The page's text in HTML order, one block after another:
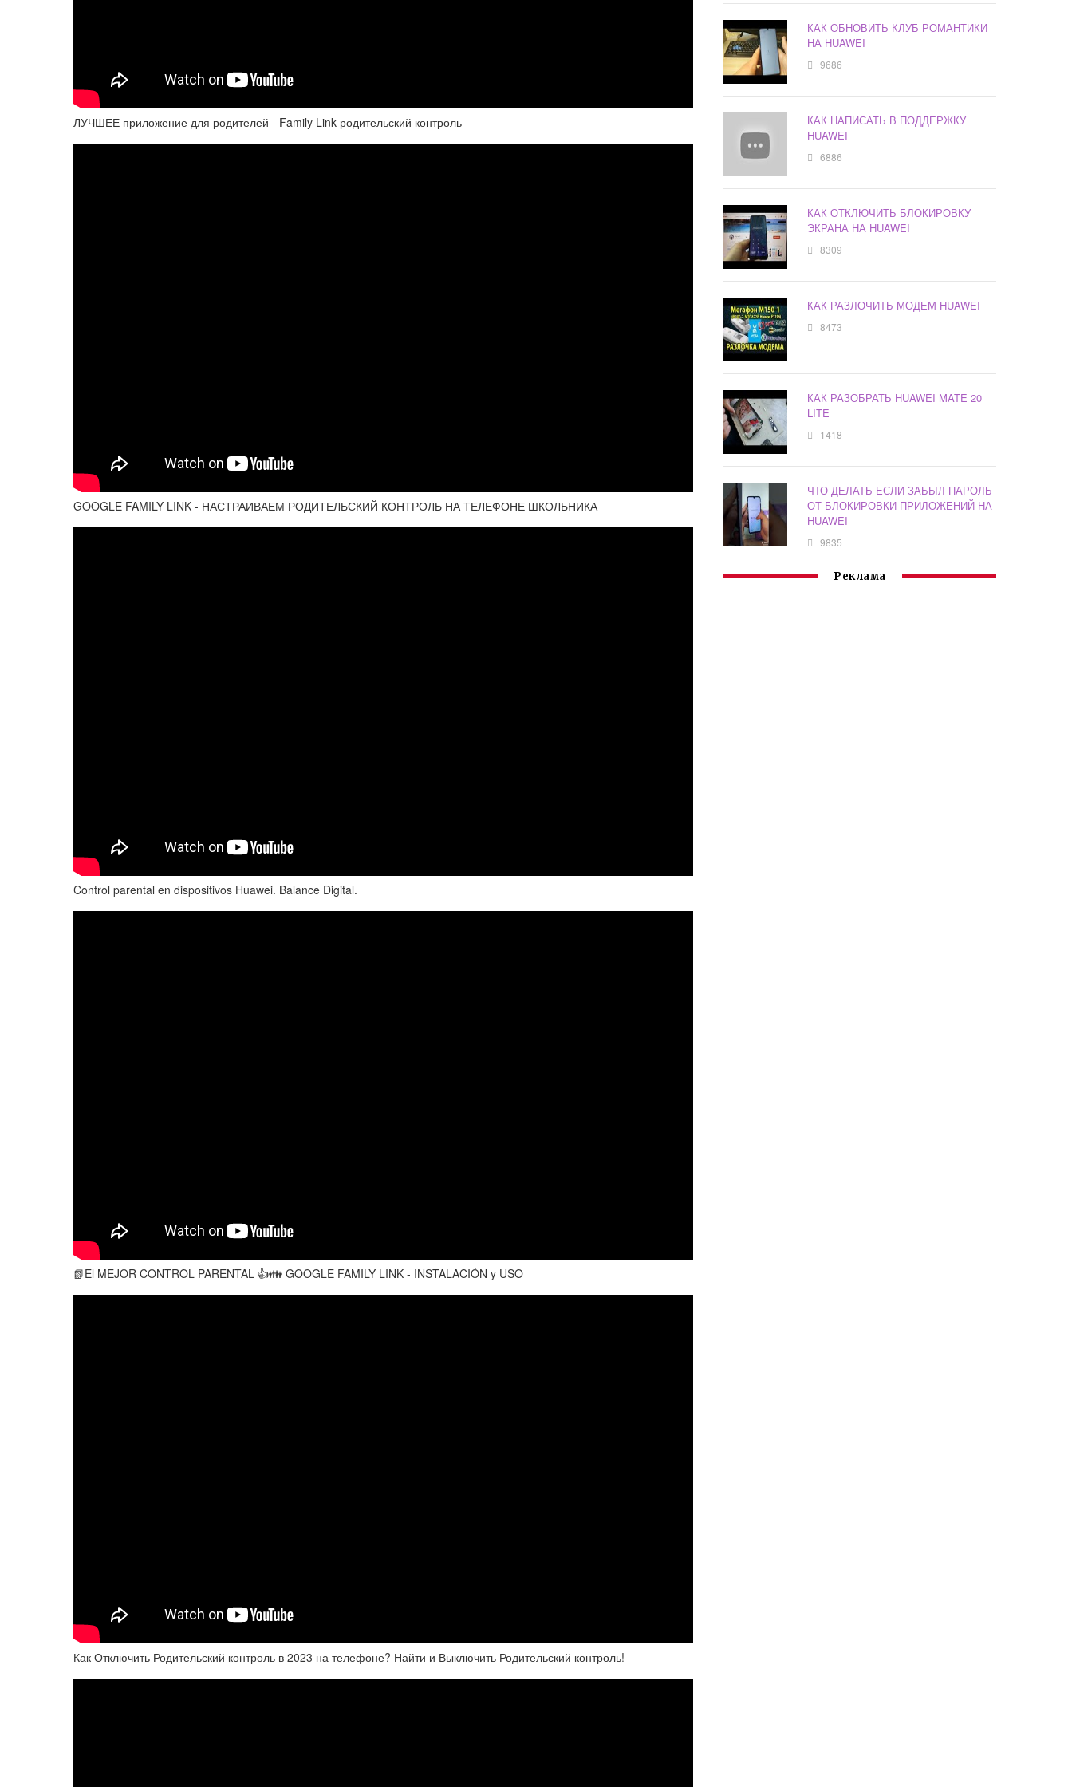
ЛУЧШЕЕ приложение для родителей - Family Link родительский контроль
GOOGLE FAMILY LINK - НАСТРАИВАЕМ РОДИТЕЛЬСКИЙ КОНТРОЛЬ НА ТЕЛЕФОНЕ ШКОЛЬНИКА
Control parental en dispositivos Huawei. Balance Digital.
📗El MEJOR CONTROL PARENTAL 👍👪 GOOGLE FAMILY LINK - INSTALACIÓN y USO
Как Отключить Родительский контроль в 2023 на телефоне? Найти и Выключить Родительский контроль!
КАК ОБНОВИТЬ КЛУБ РОМАНТИКИ
НА HUAWEI
9686
КАК НАПИСАТЬ В ПОДДЕРЖКУ
HUAWEI
6886
КАК ОТКЛЮЧИТЬ БЛОКИРОВКУ
ЭКРАНА НА HUAWEI
8309
КАК РАЗЛОЧИТЬ МОДЕМ HUAWEI
8473
КАК РАЗОБРАТЬ HUAWEI MATE 20
LITE
1418
ЧТО ДЕЛАТЬ ЕСЛИ ЗАБЫЛ ПАРОЛЬ
ОТ БЛОКИРОВКИ ПРИЛОЖЕНИЙ НА
HUAWEI
9835
Реклама